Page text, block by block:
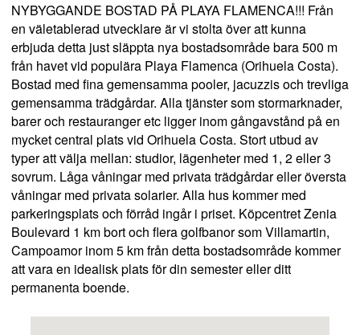
NYBYGGANDE BOSTAD PÅ PLAYA FLAMENCA!!! Från
en väletablerad utvecklare är vi stolta över att kunna
erbjuda detta just släppta nya bostadsområde bara 500 m
från havet vid populära Playa Flamenca (Orihuela Costa).
Bostad med fina gemensamma pooler, jacuzzis och trevliga
gemensamma trädgårdar. Alla tjänster som stormarknader,
barer och restauranger etc ligger inom gångavstånd på en
mycket central plats vid Orihuela Costa. Stort utbud av
typer att välja mellan: studior, lägenheter med 1, 2 eller 3
sovrum. Låga våningar med privata trädgårdar eller översta
våningar med privata solarier. Alla hus kommer med
parkeringsplats och förråd ingår i priset. Köpcentret Zenia
Boulevard 1 km bort och flera golfbanor som Villamartin,
Campoamor inom 5 km från detta bostadsområde kommer
att vara en idealisk plats för din semester eller ditt
permanenta boende.